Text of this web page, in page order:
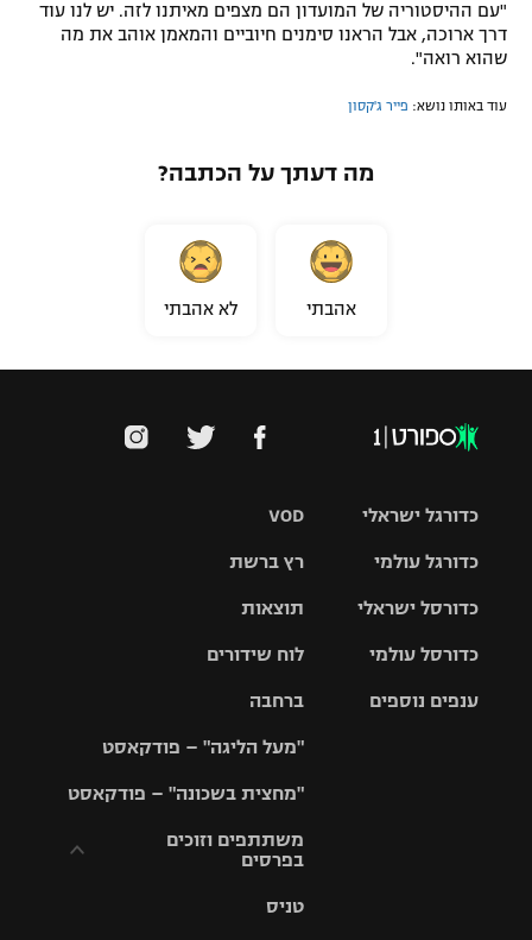
"עם ההיסטוריה של המועדון הם מצפים מאיתנו לזה. יש לנו עוד
דרך ארוכה, אבל הראנו סימנים חיוביים והמאמן אוהב את מה
שהוא רואה".
עוד באותו נושא: פייר ג'קסון
מה דעתך על הכתבה?
אהבתי לא אהבתי
VOD
רץ ברשת
תוצאות
לוח שידורים
ברחבה
"מעל הליגה" – פודקאסט
"מחצית בשכונה" – פודקאסט
משתתפים וזוכים
בפרסים
טניס
כדורגל ישראלי
גביע הטוטו
כדורגל עולמי
האלופות
ליגה
כדורסל ישראלי
סל
כדורסל עולמי
ענפים נוספים